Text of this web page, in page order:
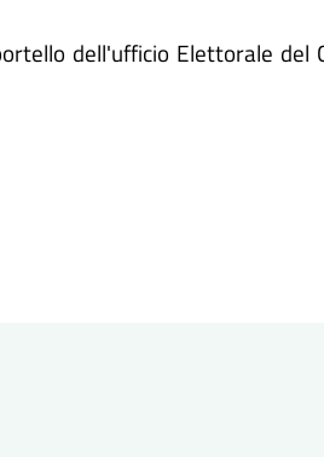
dell'ufficio Elettorale del